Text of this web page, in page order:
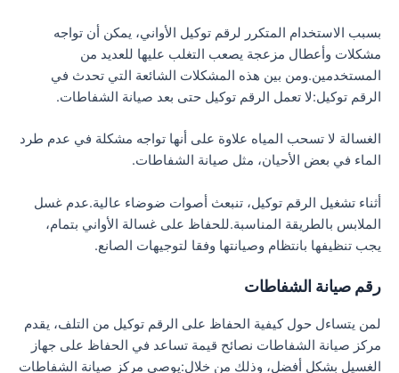
بسبب الاستخدام المتكرر لرقم توكيل الأواني، يمكن أن تواجه
مشكلات وأعطال مزعجة يصعب التغلب عليها للعديد من
المستخدمين.ومن بين هذه المشكلات الشائعة التي تحدث في
الرقم توكيل:لا تعمل الرقم توكيل حتى بعد صيانة الشفاطات.
الغسالة لا تسحب المياه علاوة على أنها تواجه مشكلة في عدم طرد
الماء في بعض الأحيان، مثل صيانة الشفاطات.
أثناء تشغيل الرقم توكيل، تنبعث أصوات ضوضاء عالية.عدم غسل
الملابس بالطريقة المناسبة.للحفاظ على غسالة الأواني بتمام،
يجب تنظيفها بانتظام وصيانتها وفقا لتوجيهات الصانع.
رقم صيانة الشفاطات
لمن يتساءل حول كيفية الحفاظ على الرقم توكيل من التلف، يقدم
مركز صيانة الشفاطات نصائح قيمة تساعد في الحفاظ على جهاز
الغسيل بشكل أفضل، وذلك من خلال:يوصى مركز صيانة الشفاطات